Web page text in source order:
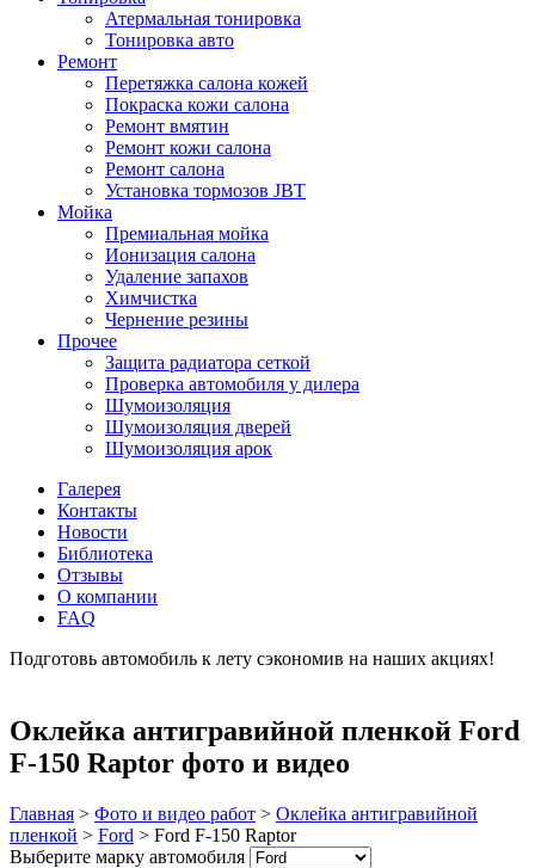
Атермальная тонировка
Тонировка авто
Ремонт
Перетяжка салона кожей
Покраска кожи салона
Ремонт вмятин
Ремонт кожи салона
Ремонт салона
Установка тормозов JBT
Мойка
Премиальная мойка
Ионизация салона
Удаление запахов
Химчистка
Чернение резины
Прочее
Защита радиатора сеткой
Проверка автомобиля у дилера
Шумоизоляция
Шумоизоляция дверей
Шумоизоляция арок
Галерея
Контакты
Новости
Библиотека
Отзывы
О компании
FAQ
Подготовь автомобиль к лету сэкономив на наших акциях!
Оклейка антигравийной пленкой Ford
F-150 Raptor фото и видео
Главная > Фото и видео работ > Оклейка антигравийной
пленкой > Ford > Ford F-150 Raptor
Выберите марку автомобиля